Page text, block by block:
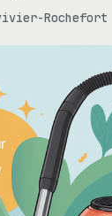
Rochefort